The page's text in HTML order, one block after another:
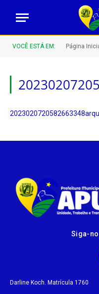
VOCÊ ESTÁ EM: Página
Siga-
Darline Koch. Matrícula 1760